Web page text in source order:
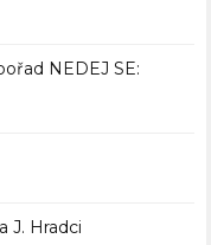
NEDEJ SE:
J. Hradci